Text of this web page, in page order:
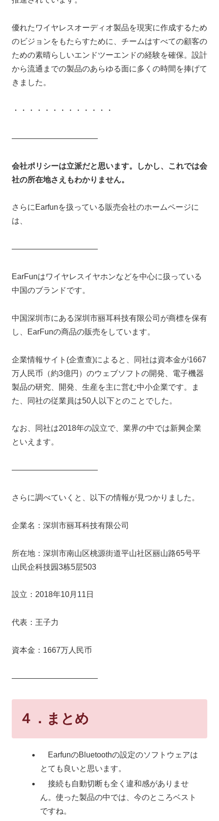
優れたワイヤレスオーディオ製品を現実に作成するため
のビジョンをもたらすために、チームはすべての顧客の
ための素晴らしいエンドツーエンドの経験を確保。設計
から流通までの製品のあらゆる面に多くの時間を捧げて
きました。
・・・・・・・・・・・・・
―――――――――――
会社ポリシーは立派だと思います。しかし、これでは会
社の所在地さえもわかりません。
さらにEarfunを扱っている販売会社のホームページに
は、
―――――――――――
EarFunはワイヤレスイヤホンなどを中心に扱っている
中国のブランドです。
中国深圳市にある深圳市丽耳科技有限公司が商標を保有
し、EarFunの商品の販売をしています。
企業情報サイト(企查查)によると、同社は資本金が1667
万人民币（約3億円）のウェブソフトの開発、電子機器
製品の研究、開発、生産を主に営む中小企業です。ま
た、同社の従業員は50人以下とのことでした。
なお、同社は2018年の設立で、業界の中では新興企業
といえます。
―――――――――――
さらに調べていくと、以下の情報が見つかりました。
企業名：深圳市丽耳科技有限公司
所在地：深圳市南山区桃源街道平山社区丽山路65号平
山民企科技园3栋5层503
設立：2018年10月11日
代表：王子力
資本金：1667万人民币
―――――――――――
４．まとめ
EarfunのBluetoothの設定のソフトウェアは
とても良いと思います。
接続も自動切断も全く違和感がありませ
ん。使った製品の中では、今のところベスト
ですね。